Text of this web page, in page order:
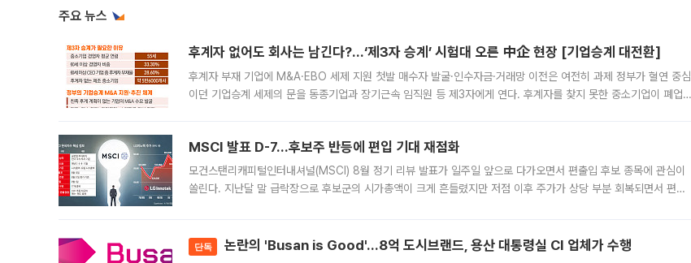
주요 뉴스
후계자 없어도 회사는 남긴다?…‘제3자 승계’ 시험대 오른 中企 현장 [기업승계 대전환]
후계자 부재 기업에 M&A·EBO 세제 지원 첫발 매수자 발굴·인수자금·거래망 이전은 여전히 과제 정부가 혈연 중심
이던 기업승계 세제의 문을 동종기업과 장기근속 임직원 등 제3자에게 연다. 후계자를 찾지 못한 중소기업이 폐업
MSCI 발표 D-7…후보주 반등에 편입 기대 재점화
모건스탠리캐피털인터내셔널(MSCI) 8월 정기 리뷰 발표가 일주일 앞으로 다가오면서 편출입 후보 종목에 관심이
쏠린다. 지난달 말 급락장으로 후보군의 시가총액이 크게 흔들렸지만 저점 이후 주가가 상당 부분 회복되면서 편입
단독 논란의 'Busan is Good'…8억 도시브랜드, 용산 대통령실 CI 업체가 수행